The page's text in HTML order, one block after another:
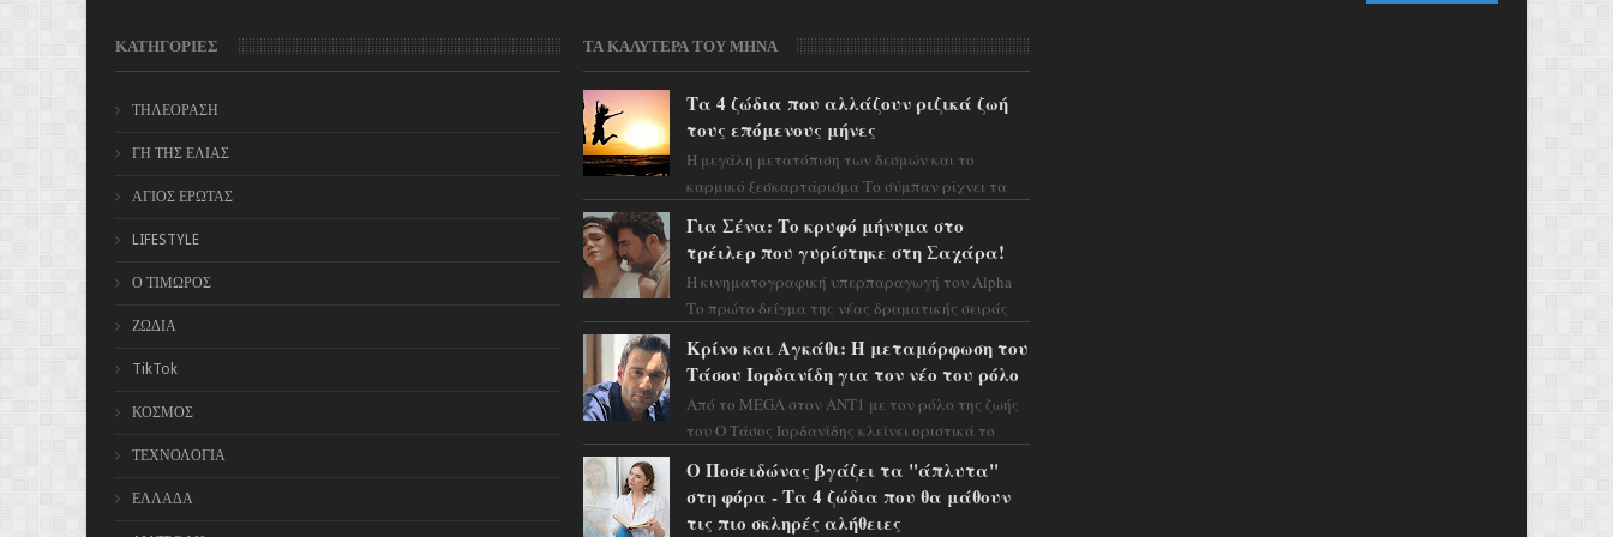
ΚΑΤΗΓΟΡΙΕΣ
ΤΗΛΕΟΡΑΣΗ
ΓΗ ΤΗΣ ΕΛΙΑΣ
ΑΓΙΟΣ ΕΡΩΤΑΣ
LIFESTYLE
Ο ΤΙΜΩΡΟΣ
ΖΩΔΙΑ
TikTok
ΚΟΣΜΟΣ
ΤΕΧΝΟΛΟΓΙΑ
ΕΛΛΑΔΑ
ΤΑ ΚΑΛΥΤΕΡΑ ΤΟΥ ΜΗΝΑ
Τα 4 ζώδια που αλλάζουν ριζικά ζωή
τους επόμενους μήνες
Η μεγάλη μετατόπιση των δεσμών και το
καρμικό ξεσκαρτάρισμα Το σύμπαν ρίχνει τα
προειδοποιεί: οι σελην...
Για Σένα: Το κρυφό μήνυμα στο
τρέιλερ που γυρίστηκε στη Σαχάρα!
Η κινηματογραφική υπερπαραγωγή του Alpha
Το πρώτο δείγμα της νέας δραματικής σειράς
κάθε π...
Κρίνο και Αγκάθι: Η μεταμόρφωση του
Τάσου Ιορδανίδη για τον νέο του ρόλο
Από το MEGA στον ΑΝΤ1 με τον ρόλο της ζωής
του Ο Τάσος Ιορδανίδης κλείνει οριστικά το
Μόνο» ...
Ο Ποσειδώνας βγάζει τα "άπλυτα"
στη φόρα - Τα 4 ζώδια που θα μάθουν
τις πιο σκληρές αλήθειες